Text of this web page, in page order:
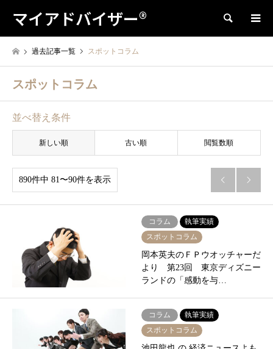
マイアドバイザー® 検索
過去記事一覧 スポットコラム
スポットコラム
並べ替え条件
新しい順 古い順 閲覧数順
890件中 81〜90件を表示  
コラム
執筆実績
スポットコラム
岡本英夫のＦＰウオッチャーだ
より 第23回 東京ディズニー
ランドの「感動を与…
コラム
執筆実績
スポットコラム